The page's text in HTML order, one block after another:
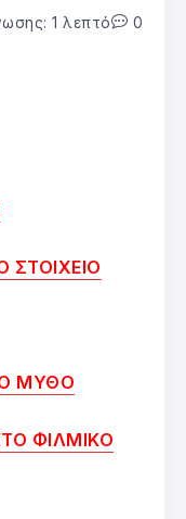
1 λεπτό 0
ΜΥΘΟ
ΦΙΛΜΙΚΟ